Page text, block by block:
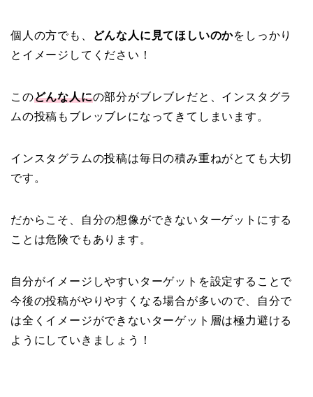
個人の方でも、 どんな人に見てほしいのかをしっかり
とイメージしてください！
このどんな人にの部分がブレブレだと、インスタグラ
ムの投稿もブレッブレになってきてしまいます。
インスタグラムの投稿は毎日の積み重ねがとても大切
です。
だからこそ、自分の想像ができないターゲットにする
ことは危険でもあります。
自分がイメージしやすいターゲットを設定することで
今後の投稿がやりやすくなる場合が多いので、自分で
は全くイメージができないターゲット層は極力避ける
ようにしていきましょう！